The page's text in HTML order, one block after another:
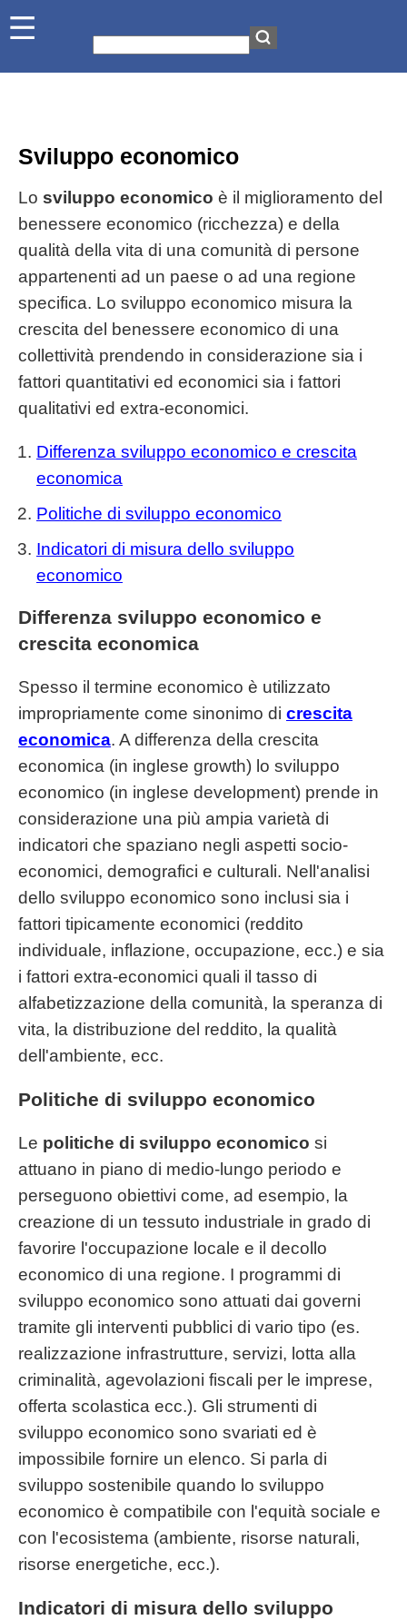
Sviluppo economico
Lo sviluppo economico è il miglioramento del
benessere economico (ricchezza) e della
qualità della vita di una comunità di persone
appartenenti ad un paese o ad una regione
specifica. Lo sviluppo economico misura la
crescita del benessere economico di una
collettività prendendo in considerazione sia i
fattori quantitativi ed economici sia i fattori
qualitativi ed extra-economici.
Differenza sviluppo economico e crescita
economica
Politiche di sviluppo economico
Indicatori di misura dello sviluppo
economico
Differenza sviluppo economico e
crescita economica
Spesso il termine economico è utilizzato
impropriamente come sinonimo di crescita
economica. A differenza della crescita
economica (in inglese growth) lo sviluppo
economico (in inglese development) prende in
considerazione una più ampia varietà di
indicatori che spaziano negli aspetti socio-
economici, demografici e culturali. Nell'analisi
dello sviluppo economico sono inclusi sia i
fattori tipicamente economici (reddito
individuale, inflazione, occupazione, ecc.) e sia
i fattori extra-economici quali il tasso di
alfabetizzazione della comunità, la speranza di
vita, la distribuzione del reddito, la qualità
dell'ambiente, ecc.
Politiche di sviluppo economico
Le politiche di sviluppo economico si
attuano in piano di medio-lungo periodo e
perseguono obiettivi come, ad esempio, la
creazione di un tessuto industriale in grado di
favorire l'occupazione locale e il decollo
economico di una regione. I programmi di
sviluppo economico sono attuati dai governi
tramite gli interventi pubblici di vario tipo (es.
realizzazione infrastrutture, servizi, lotta alla
criminalità, agevolazioni fiscali per le imprese,
offerta scolastica ecc.). Gli strumenti di
sviluppo economico sono svariati ed è
impossibile fornire un elenco. Si parla di
sviluppo sostenibile quando lo sviluppo
economico è compatibile con l'equità sociale e
con l'ecosistema (ambiente, risorse naturali,
risorse energetiche, ecc.).
Indicatori di misura dello sviluppo